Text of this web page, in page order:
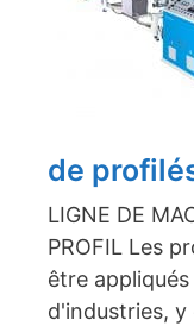
de
LIGNE DE
PROFIL Les
être
d'industries, y